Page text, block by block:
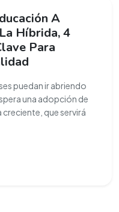
A
Híbrida, 4
Para
puedan ir abriendo
una adopción de
que servirá